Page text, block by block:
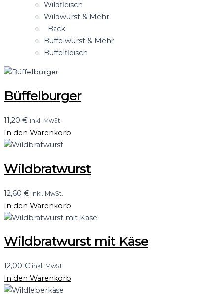
Wildfleisch
Wildwurst & Mehr
Back
Büffelwurst & Mehr
Büffelfleisch
Büffelburger
11,20 € inkl. MwSt.
In den Warenkorb
Wildbratwurst
12,60 € inkl. MwSt.
In den Warenkorb
Wildbratwurst mit Käse
12,00 € inkl. MwSt.
In den Warenkorb